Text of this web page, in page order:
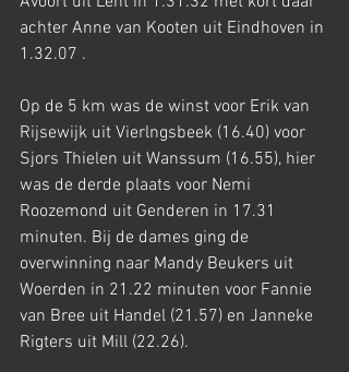
achter Anne van Kooten uit Eindhoven in
1.32.07 .
Op de 5 km was de winst voor Erik van
Rijsewijk uit Vierlngsbeek (16.40) voor
Sjors Thielen uit Wanssum (16.55), hier
was de derde plaats voor Nemi
Roozemond uit Genderen in 17.31
minuten. Bij de dames ging de
overwinning naar Mandy Beukers uit
Woerden in 21.22 minuten voor Fannie
van Bree uit Handel (21.57) en Janneke
Rigters uit Mill (22.26).